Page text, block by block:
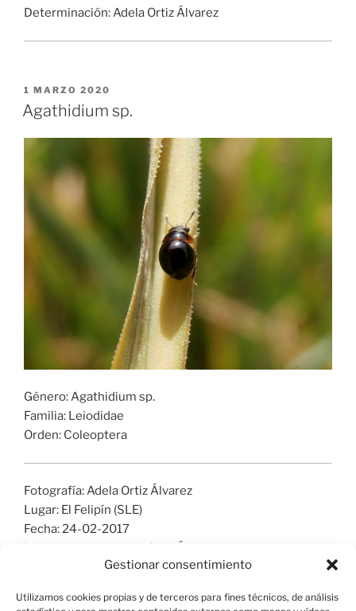
Gestionar consentimiento
Utilizamos cookies propias y de terceros para fines técnicos, de análisis
Determinación: Adela Ortiz Álvarez
PUBLICADO
EL
1 MARZO 2020
Agathidium sp.
Género: Agathidium sp.
Familia: Leiodidae
Orden: Coleoptera
Fotografía: Adela Ortiz Álvarez
Lugar: El Felipín (SLE)
Fecha: 24-02-2017